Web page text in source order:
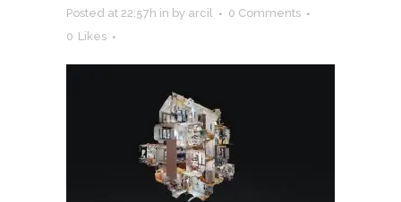
Posted at 22:57h in by arcil
0 Comments
0 Likes